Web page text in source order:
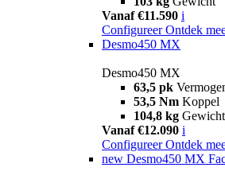
Vanaf €11.590 i
Configureer Ontdek
Desmo450 MX
Desmo450 MX
63,5 pk
53,5 Nm Koppel
104,8 kg Gewicht
Vanaf €12.090 i
Configureer Ontdek
new Desmo450 MX